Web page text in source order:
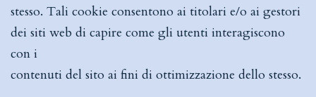
stesso. Tali cookie consentono ai titolari e/o ai gestori
dei siti web di capire come gli utenti interagiscono
con i
contenuti del sito ai fini di ottimizzazione dello stesso.